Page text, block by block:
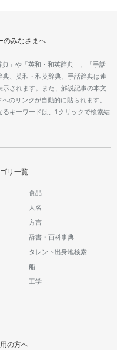
のみなさまへ
」や「英和・和英辞典」、「手話
、英和・和英辞典、手話辞典は連
されます。また、解説記事の本文
のリンクが自動的に貼られます。
キーワードは、1クリックで検索結
リ一覧
食品
人名
方言
辞書・百科事典
タレント出身地検索
船
工学
の方へ